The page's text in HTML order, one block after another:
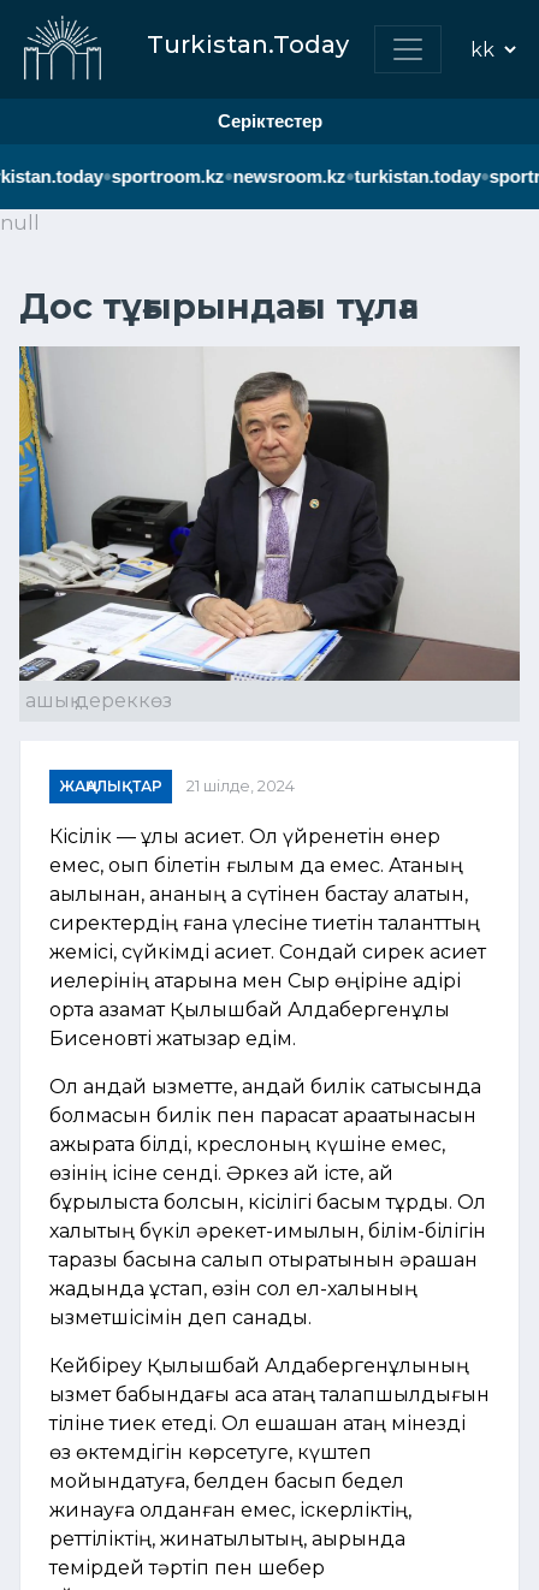
Turkistan.Today
Серіктестер
•sportroom.kz•newsroom.kz•turkistan.today•
null
Дос тұғырындағы тұлға
ашық дереккөз
ЖАҢАЛЫҚТАР 21 шілде, 2024
Кісілік — ұлы қасиет. Ол үйренетін өнер
емес, оқып білетін ғылым да емес. Атаның
ақылынан, ананың ақ сүтінен бастау алатын,
сиректердің ғана үлесіне тиетін таланттың
жемісі, сүйкімді қасиет. Сондай сирек қасиет
иелерінің қатарына мен Сыр өңіріне қадірі
ортақ азамат Қылышбай Алдабергенұлы
Бисеновті жатқызар едім.
Ол қандай қызметте, қандай билік сатысында
болмасын билік пен парасат арақатынасын
ажырата білді, креслоның күшіне емес,
өзінің ісіне сенді. Әркез қай істе, қай
бұрылыста болсын, кісілігі басым тұрды. Ол
халықтың бүкіл әрекет-қимылын, білім-білігін
таразы басына салып отыратынын әрқашан
жадында ұстап, өзін сол ел-халқының
қызметшісімін деп санады.
Кейбіреу Қылышбай Алдабергенұлының
қызмет бабындағы аса қатаң талапшылдығын
тіліне тиек етеді. Ол ешқашан қатаң мінезді
өз өктемдігін көрсетуге, күштеп
мойындатуға, белден басып бедел
жинауға қолданған емес, іскерліктің,
реттіліктің, жинақтылықтың, ақырында
темірдей тәртіп пен шебер